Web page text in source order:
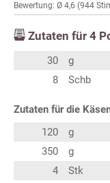
Bewertung: Ø 4,6 (944
Zutaten für 4
30 g
8
Schb
Zutaten für die
120
g
350
g
4
Stk